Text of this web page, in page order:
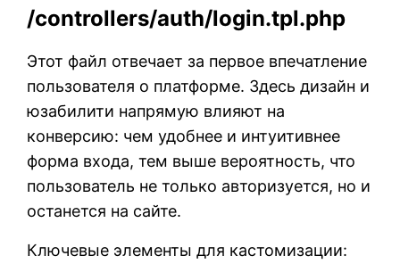
/controllers/auth/login.tpl.php
Этот файл отвечает за первое впечатление
пользователя о платформе. Здесь дизайн и
юзабилити напрямую влияют на
конверсию: чем удобнее и интуитивнее
форма входа, тем выше вероятность, что
пользователь не только авторизуется, но и
останется на сайте.
Ключевые элементы для кастомизации: